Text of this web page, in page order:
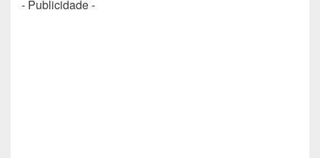
- Publicidade -